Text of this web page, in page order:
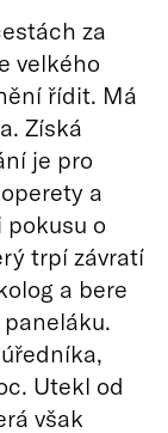
za
velkého
řídit. Má
Získá
je pro
a
pokusu o
trpí závratí
a bere
Utekl od
však